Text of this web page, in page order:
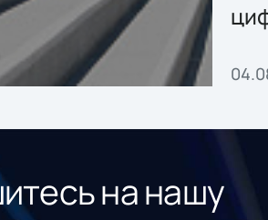
на нашу